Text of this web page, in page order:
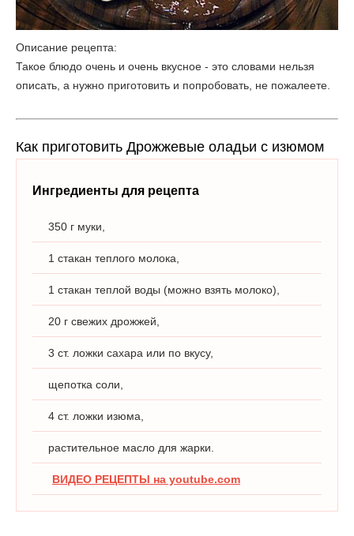
Описание рецепта:
Такое блюдо очень и очень вкусное - это словами нельзя
описать, а нужно приготовить и попробовать, не пожалеете.
Как приготовить Дрожжевые оладьи с изюмом
Ингредиенты для рецепта
350 г муки,
1 стакан теплого молока,
1 стакан теплой воды (можно взять молоко),
20 г свежих дрожжей,
3 ст. ложки сахара или по вкусу,
щепотка соли,
4 ст. ложки изюма,
растительное масло для жарки.
ВИДЕО РЕЦЕПТЫ на youtube.com